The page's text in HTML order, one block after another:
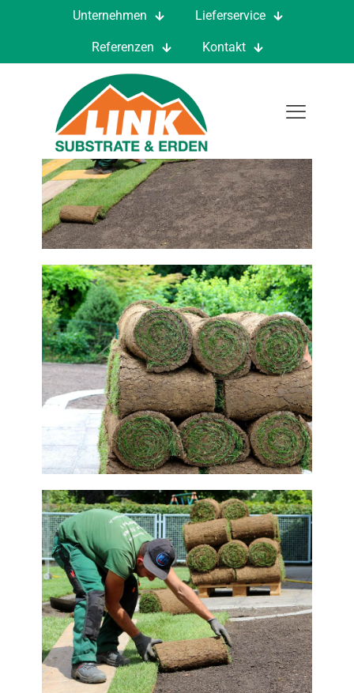
Unternehmen Lieferservice
Referenzen Kontakt